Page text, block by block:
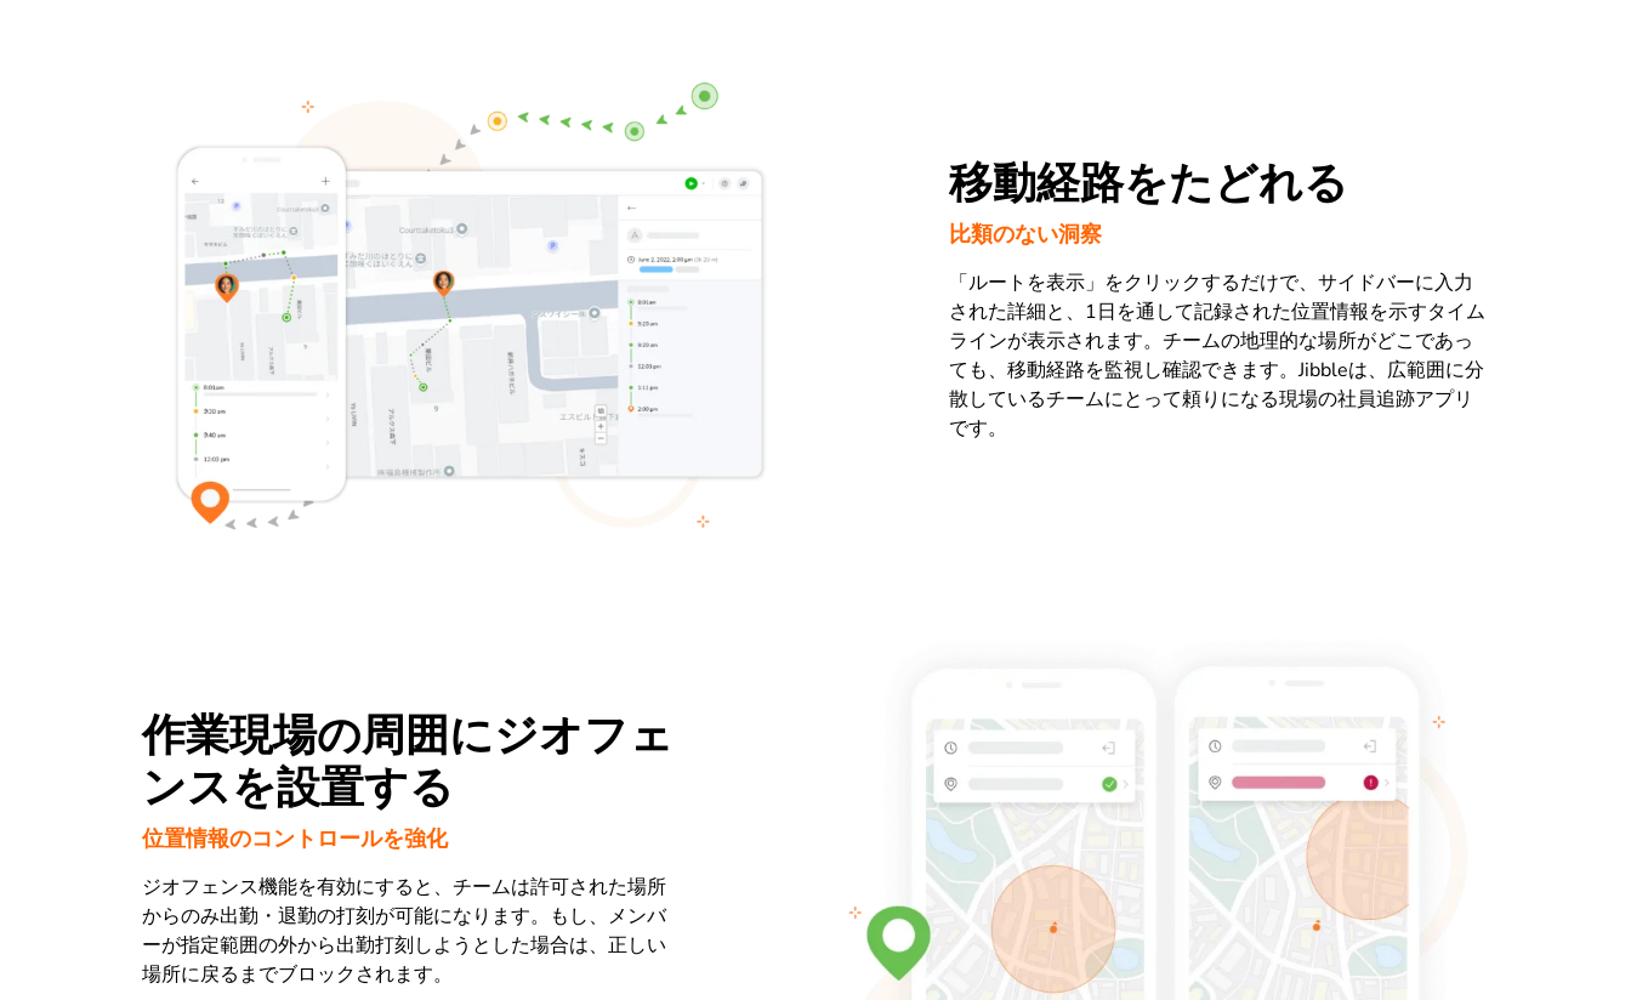
移動経路をたどれる
比類のない洞察
「ルートを表示」をクリックするだけで、サイドバーに入力
された詳細と、1日を通して記録された位置情報を示すタイム
ラインが表示されます。チームの地理的な場所がどこであっ
ても、移動経路を監視し確認できます。Jibbleは、広範囲に分
散しているチームにとって頼りになる現場の社員追跡アプリ
です。
作業現場の周囲にジオフェ
ンスを設置する
位置情報のコントロールを強化
ジオフェンス機能を有効にすると、チームは許可された場所
からのみ出勤・退勤の打刻が可能になります。もし、メンバ
ーが指定範囲の外から出勤打刻しようとした場合は、正しい
場所に戻るまでブロックされます。